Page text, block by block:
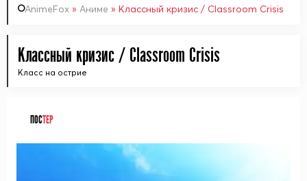
Выберите одну категорию для поиска
AnimeFox » Аниме » Классный кризис / Classroom Crisis
Классный кризис / Classroom Crisis
Класс на острие
ПОСТЕР